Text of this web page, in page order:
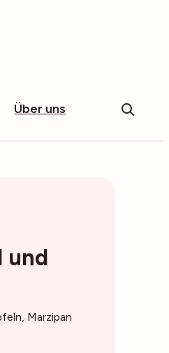
Über uns
und
Marzipan